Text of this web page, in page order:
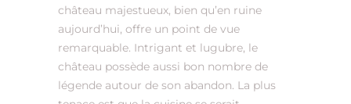
château majestueux, bien qu’en ruine
aujourd’hui, offre un point de vue
remarquable. Intrigant et lugubre, le
château possède aussi bon nombre de
légende autour de son abandon. La plus